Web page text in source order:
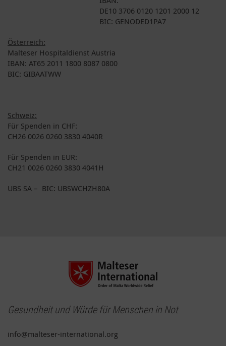
DE10 3706 0120 1201 2000 12
BIC: GENODED1PA7
Österreich:
Malteser Hospitaldienst Austria
IBAN: AT65 2011 1800 8087 0800
BIC: GIBAATWW
Schweiz:
Für Spenden in CHF:
CH26 0026 0260 3830 4040R
Für Spenden in EUR:
CH21 0026 0260 3830 4041H
UBS SA – BIC: UBSWCHZH80A
Gesundheit und Würde für Menschen in Not
info@malteser-international.org